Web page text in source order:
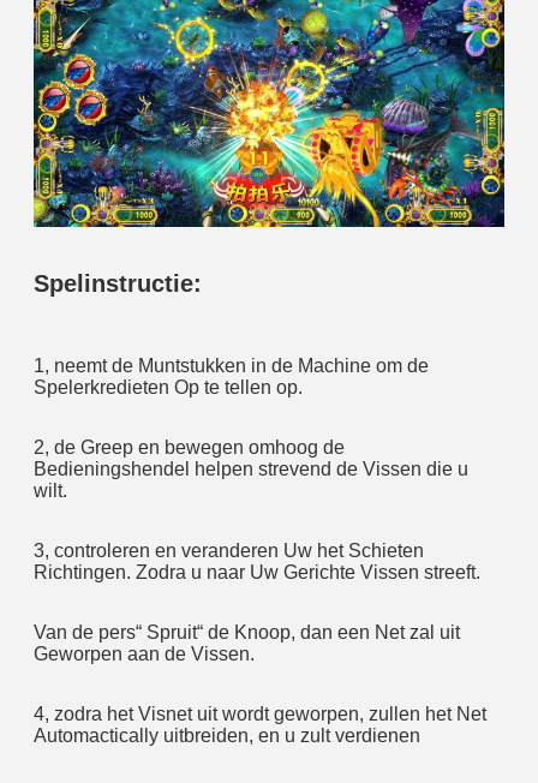
Spelinstructie:
1, neemt de Muntstukken in de Machine om de
Spelerkredieten Op te tellen op.
2, de Greep en bewegen omhoog de
Bedieningshendel helpen strevend de Vissen die u
wilt.
3, controleren en veranderen Uw het Schieten
Richtingen. Zodra u naar Uw Gerichte Vissen streeft.
Van de pers“ Spruit“ de Knoop, dan een Net zal uit
Geworpen aan de Vissen.
4, zodra het Visnet uit wordt geworpen, zullen het Net
Automactically uitbreiden, en u zult verdienen